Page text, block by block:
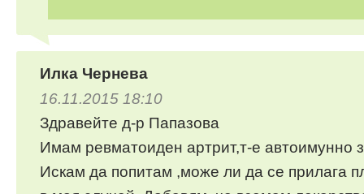
Илка Чернева
16.11.2015 18:10
Здравейте д-р Папазова
Имам ревматоиден артрит,т-е автоимунно
Искам да попитам ,може ли да се прилага